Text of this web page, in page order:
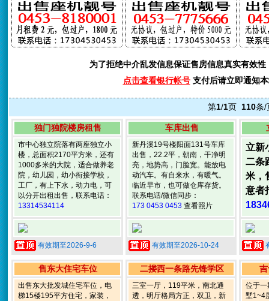
为了拒绝中介乱发信息保证售房信息真实有效
点击查看银行帐号支付后请立即通知
第1/1页 110条
独门独院楼房租售
市中心独立院落有两座独立小
楼，总面积2170平方米，还有
1000多米的大院，适合做养老
院，幼儿园，幼小衔接学校，
工厂，有上下水，动力电，可
以分开出租出售，联系电话：
13314534114
有效期至2026-9-6
车库出售
新丹溪19号楼阳面131号车库
出售，22.2平，朝南，干净明
亮，地势高，门脸宽。能放电
动汽车。有自来水，有暖气。
临近早市，也可做仓库存货。
联系电话/微信同步：
173 0453 0453 查看照片
有效期至2026-10-24
立新
二条
米，
意者
售东大住宅车位
出售东大批发城住宅车位，电
梯15楼195平方住宅，家装，
二搂西一条路先锋学区
三室一厅，119平米，南北通
透，明厅格局方正，双卫，新
位于一
墅1~4